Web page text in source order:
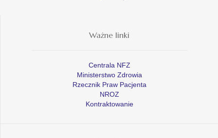
Ważne linki
Centrala NFZ
Ministerstwo Zdrowia
Rzecznik Praw Pacjenta
NROZ
Kontraktowanie